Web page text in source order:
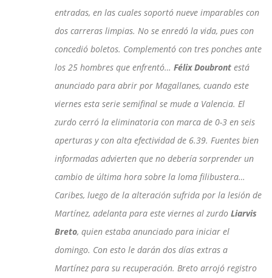
entradas, en las cuales soportó nueve imparables con
dos carreras limpias. No se enredó la vida, pues con
concedió boletos. Complementó con tres ponches ante
los 25 hombres que enfrentó… Félix Doubront está
anunciado para abrir por Magallanes, cuando este
viernes esta serie semifinal se mude a Valencia. El
zurdo cerró la eliminatoria con marca de 0-3 en seis
aperturas y con alta efectividad de 6.39. Fuentes bien
informadas advierten que no debería sorprender un
cambio de última hora sobre la loma filibustera…
Caribes, luego de la alteración sufrida por la lesión de
Martínez, adelanta para este viernes al zurdo Liarvis
Breto, quien estaba anunciado para iniciar el
domingo. Con esto le darán dos días extras a
Martínez para su recuperación. Breto arrojó registro